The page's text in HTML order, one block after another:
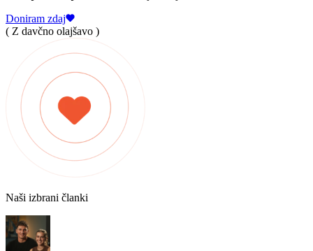
Doniram zdaj
( Z davčno olajšavo )
Naši izbrani članki